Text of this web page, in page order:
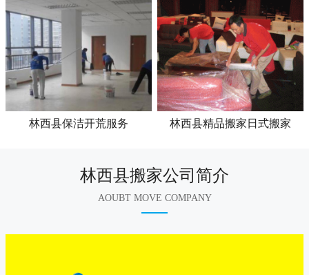
林西县保洁开荒服务 林西县精品搬家日式搬家
林西县搬家公司简介
AOUBT MOVE COMPANY